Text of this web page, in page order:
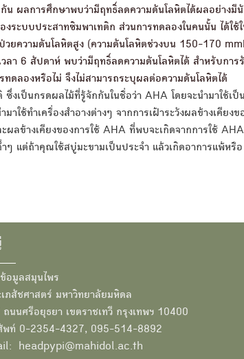
ผลการศึกษาพบว่ามีฤทธิ์ลดความดันโลหิตได้ผลอย่างมี
ระบบประสาทซิมพาเทติก ส่วนการทดลองในคนนั้น ได้ใช้
ยความดันโลหิตสูง (ความดันโลหิตช่วงบน 150-170
า 6 สัปดาห์ พบว่ามีฤทธิ์ลดความดันโลหิตได้ สำหรับการ
ลองหรือไม่ จึงไม่สามารถระบุผลต่อความดันโลหิตได้
เป็นกรดผลไม้ที่รู้จักกันในชื่อว่า AHA โดยจะนำมาใช้เ
ช้ทำเครื่องสำอางต่างๆ จากการเฝ้าระวังผลข้างเคียงข
ข้างเคียงของการใช้ AHA ที่พบจะเกิดจากการใช้ AHA
ๆ แต่ถ้าคุณใช้สบู่มะขามเป็นประจำ แล้วเกิดอาการแพ้หรื
อมูลสมุนไพร
ภสัชศาสตร์ มหาวิทยาลัยมหิดล
ถนนศรีอยุธยา เขตราชเทวี กรุงเทพฯ 10400
พท์ 0-2354-4327, 095-514-8892
headpypi@mahidol.ac.th